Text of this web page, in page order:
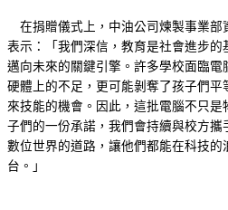
在捐贈儀式上，中油公司煉製事業部
表示：「我們深信，教育是社會進步
邁向未來的關鍵引擎。許多學校面臨
硬體上的不足，更可能剝奪了孩子們
來技能的機會。因此，這批電腦不只
子們的一份承諾，我們會持續與校方
數位世界的道路，讓他們都能在科技的
台。」